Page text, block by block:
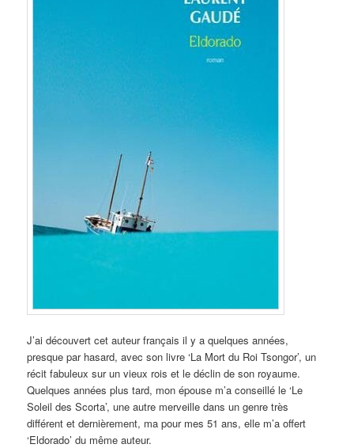
J’ai découvert cet auteur français il y a quelques années,
presque par hasard, avec son livre ‘La Mort du Roi Tsongor’, un
récit fabuleux sur un vieux rois et le déclin de son royaume.
Quelques années plus tard, mon épouse m’a conseillé le ‘Le
Soleil des Scorta’, une autre merveille dans un genre très
différent et dernièrement, ma pour mes 51 ans, elle m’a offert
‘Eldorado’ du même auteur.